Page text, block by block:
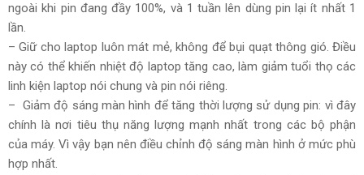
ngoài khi pin đang đầy 100%, và 1 tuần lên dùng pin lại ít nhất 1
lần.
– Giữ cho laptop luôn mát mẻ, không để bụi quạt thông gió. Điều
này có thể khiến nhiệt độ laptop tăng cao, làm giảm tuổi thọ các
linh kiện laptop nói chung và pin nói riêng.
– Giảm độ sáng màn hình để tăng thời lượng sử dụng pin: vì đây
chính là nơi tiêu thụ năng lượng mạnh nhất trong các bộ phận
của máy. Vì vậy bạn nên điều chỉnh độ sáng màn hình ở mức phù
hợp nhất.